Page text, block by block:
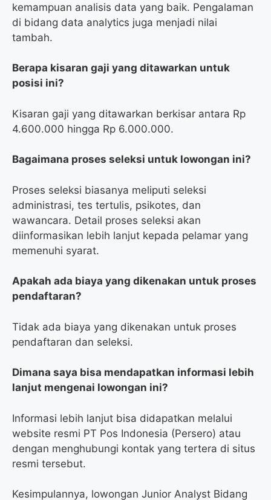
kemampuan analisis data yang baik. Pengalaman
di bidang data analytics juga menjadi nilai
tambah.
Berapa kisaran gaji yang ditawarkan untuk
posisi ini?
Kisaran gaji yang ditawarkan berkisar antara Rp
4.600.000 hingga Rp 6.000.000.
Bagaimana proses seleksi untuk lowongan ini?
Proses seleksi biasanya meliputi seleksi
administrasi, tes tertulis, psikotes, dan
wawancara. Detail proses seleksi akan
diinformasikan lebih lanjut kepada pelamar yang
memenuhi syarat.
Apakah ada biaya yang dikenakan untuk proses
pendaftaran?
Tidak ada biaya yang dikenakan untuk proses
pendaftaran dan seleksi.
Dimana saya bisa mendapatkan informasi lebih
lanjut mengenai lowongan ini?
Informasi lebih lanjut bisa didapatkan melalui
website resmi PT Pos Indonesia (Persero) atau
dengan menghubungi kontak yang tertera di situs
resmi tersebut.
Kesimpulannya, lowongan Junior Analyst Bidang